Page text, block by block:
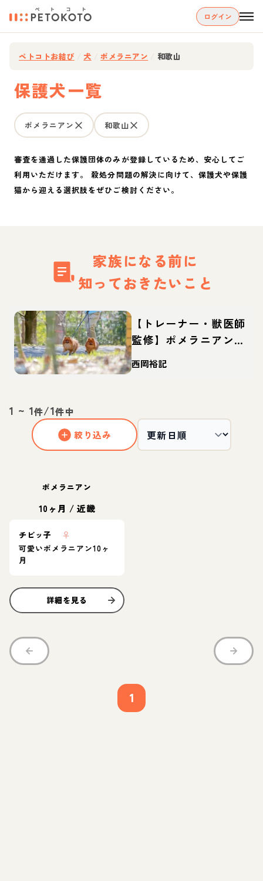
ログイン
ペトコトお結び 犬 ポメラニアン 和歌山
保護犬一覧
ポメラニアン 和歌山
審査を通過した保護団体のみが登録しているため、安心してご
利用いただけます。 殺処分問題の解決に向けて、保護犬や保護
猫から迎える選択肢をぜひご検討ください。
家族になる前に
知っておきたいこと
【トレーナー・獣医師
監修】ポメラニアンっ
てどんな犬？性格・特
徴・育て方・迎え方
西岡裕記
1 ~ 1件/1件中
絞り込み
ポメラニアン
10ヶ月 / 近畿
チビッ子
♀
可愛いポメラニアン10ヶ
月
詳細を見る
1